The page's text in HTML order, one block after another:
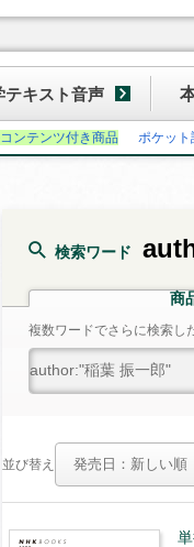
テキスト音声
ンテンツ付き商品 ポケット
検索ワード
商
複数ワードでさらに検索し
並び替え